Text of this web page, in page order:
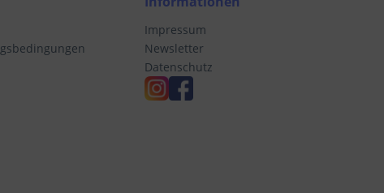
Impressum
Newsletter
Datenschutz